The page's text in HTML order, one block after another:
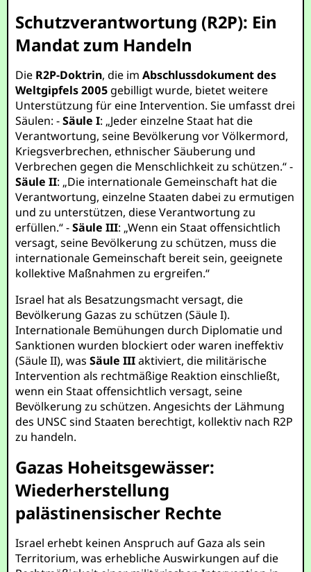
Schutzverantwortung (R2P): Ein
Mandat zum Handeln
Die R2P-Doktrin, die imAbschlussdokument des
Weltgipfels 2005 gebilligt wurde, bietet weitere
Unterstützung für eine Intervention. Sie umfasst drei
Säulen: -Säule I: „Jeder einzelne Staat hat die
Verantwortung, seine Bevölkerung vor Völkermord,
Kriegsverbrechen, ethnischer Säuberung und
Verbrechen gegen die Menschlichkeit zu schützen.“ -
Säule II: „Die internationale Gemeinschaft hat die
Verantwortung, einzelne Staaten dabei zu ermutigen
und zu unterstützen, diese Verantwortung zu
erfüllen.“ -Säule III: „Wenn ein Staat offensichtlich
versagt, seine Bevölkerung zu schützen, muss die
internationale Gemeinschaft bereit sein, geeignete
kollektive Maßnahmen zu ergreifen.“
Israel hat als Besatzungsmacht versagt, die
Bevölkerung Gazas zu schützen (Säule I).
Internationale Bemühungen durch Diplomatie und
Sanktionen wurden blockiert oder waren ineffektiv
(Säule II), wasSäule IIIaktiviert, die militärische
Intervention als rechtmäßige Reaktion einschließt,
wenn ein Staat offensichtlich versagt, seine
Bevölkerung zu schützen. Angesichts der Lähmung
des UNSC sind Staaten berechtigt, kollektiv nach R2P
zu handeln.
Gazas Hoheitsgewässer:
Wiederherstellung
palästinensischer Rechte
Israel erhebt keinen Anspruch auf Gaza als sein
Territorium, was erhebliche Auswirkungen auf die